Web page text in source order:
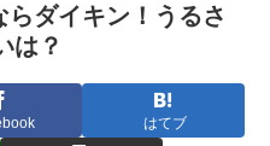
ダイキン！うるさ
は？
はてブ